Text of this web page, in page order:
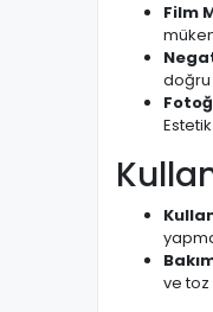
Film
doğru
ve toz